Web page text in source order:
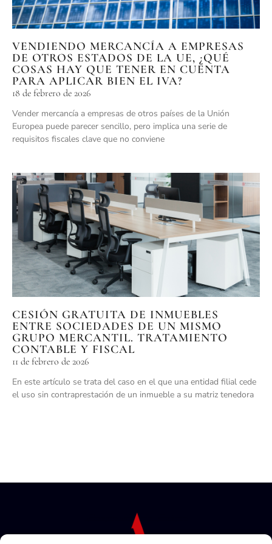
VENDIENDO MERCANCÍA A EMPRESAS
DE OTROS ESTADOS DE LA UE, ¿QUÉ
COSAS HAY QUE TENER EN CUENTA
PARA APLICAR BIEN EL IVA?
18 de febrero de 2026
Vender mercancía a empresas de otros países de la Unión
Europea puede parecer sencillo, pero implica una serie de
requisitos fiscales clave que no conviene
CESIÓN GRATUITA DE INMUEBLES
ENTRE SOCIEDADES DE UN MISMO
GRUPO MERCANTIL. TRATAMIENTO
CONTABLE Y FISCAL
11 de febrero de 2026
En este artículo se trata del caso en el que una entidad filial cede
el uso sin contraprestación de un inmueble a su matriz tenedora